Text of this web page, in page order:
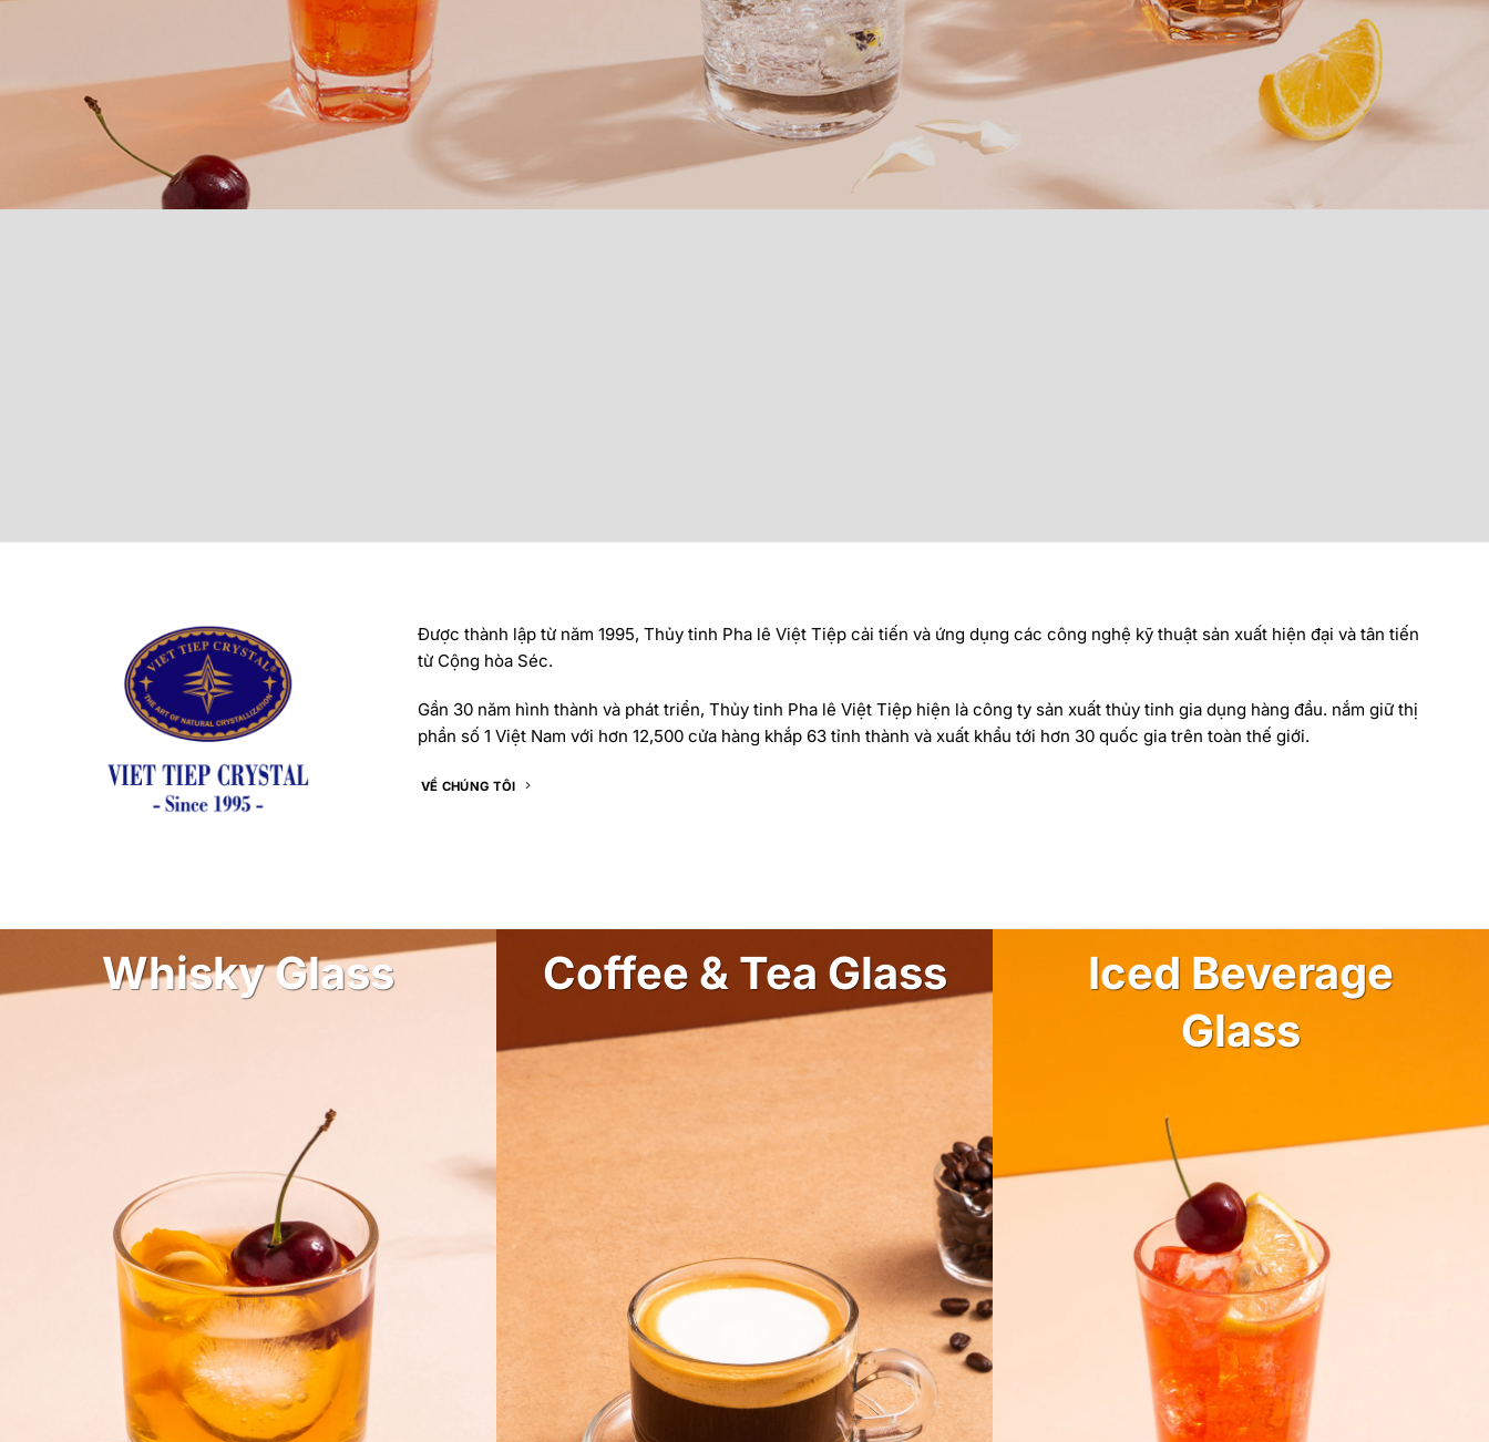
Được thành lập từ năm 1995, Thủy tinh Pha lê Việt Tiệp cải tiến và ứng dụng các công nghệ kỹ thuật sản xuất hiện đại và tân tiến
từ Cộng hòa Séc.
Gần 30 năm hình thành và phát triển, Thủy tinh Pha lê Việt Tiệp hiện là công ty sản xuất thủy tinh gia dụng hàng đầu. nắm giữ thị
phần số 1 Việt Nam với hơn 12,500 cửa hàng khắp 63 tỉnh thành và xuất khẩu tới hơn 30 quốc gia trên toàn thế giới.
VỀ CHÚNG TÔI
Whisky Glass Coffee & Tea Glass
Iced Beverage
Glass